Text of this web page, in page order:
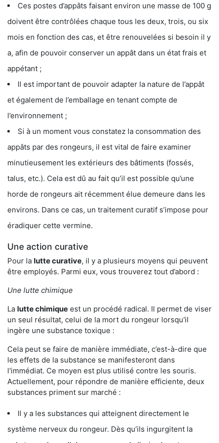
Ces postes d’appâts faisant environ une masse de 100 g
doivent être contrôlées chaque tous les deux, trois, ou six
mois en fonction des cas, et être renouvelées si besoin il y
a, afin de pouvoir conserver un appât dans un état frais et
appétant ;
Il est important de pouvoir adapter la nature de l’appât
et également de l’emballage en tenant compte de
l’environnement ;
Si à un moment vous constatez la consommation des
appâts par des rongeurs, il est vital de faire examiner
minutieusement les extérieurs des bâtiments (fossés,
talus, etc.). Cela est dû au fait qu’il est possible qu’une
horde de rongeurs ait récemment élue demeure dans les
environs. Dans ce cas, un traitement curatif s’impose pour
éradiquer cette vermine.
Une action curative
Pour la lutte curative, il y a plusieurs moyens qui peuvent
être employés. Parmi eux, vous trouverez tout d’abord :
Une lutte chimique
La lutte chimique est un procédé radical. Il permet de viser
un seul résultat, celui de la mort du rongeur lorsqu'il
ingère une substance toxique :
Cela peut se faire de manière immédiate, c’est-à-dire que
les effets de la substance se manifesteront dans
l'immédiat. Ce moyen est plus utilisé contre les souris.
Actuellement, pour répondre de manière efficiente, deux
substances priment sur marché :
Il y a les substances qui atteignent directement le
système nerveux du rongeur. Dès qu’ils ingurgitent la